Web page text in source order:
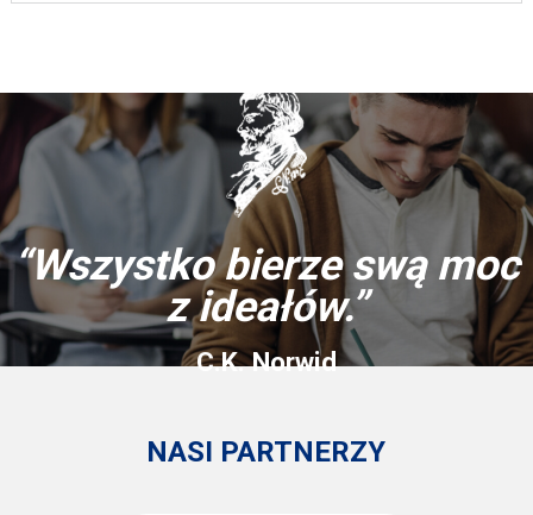
“Wszystko bierze swą moc
z ideałów.”
C.K. Norwid
NASI PARTNERZY